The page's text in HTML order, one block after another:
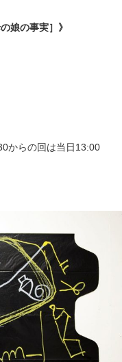
娘の事実］》
からの回は当日13:00